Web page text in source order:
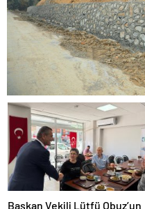
Başkan Vekili Lütfü Obuz’un